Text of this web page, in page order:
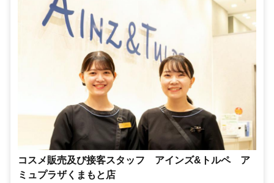
コスメ販売及び接客スタッフ アインズ&トルペ ア
ミュプラザくまもと店